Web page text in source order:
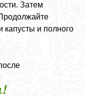
Затем
капусты и полного